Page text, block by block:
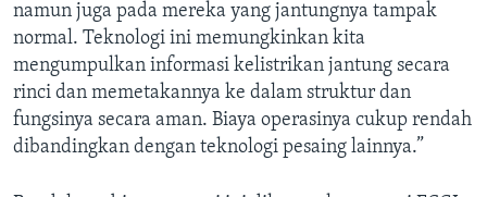
namun juga pada mereka yang jantungnya tampak
normal. Teknologi ini memungkinkan kita
mengumpulkan informasi kelistrikan jantung secara
rinci dan memetakannya ke dalam struktur dan
fungsinya secara aman. Biaya operasinya cukup rendah
dibandingkan dengan teknologi pesaing lainnya.”